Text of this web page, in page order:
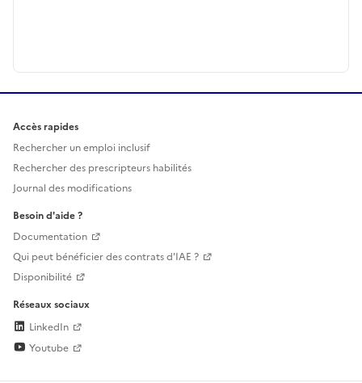
Accès rapides
Rechercher un emploi inclusif
Rechercher des prescripteurs habilités
Journal des modifications
Besoin d'aide ?
Documentation
Qui peut bénéficier des contrats d'IAE ?
Disponibilité
Réseaux sociaux
LinkedIn
Youtube